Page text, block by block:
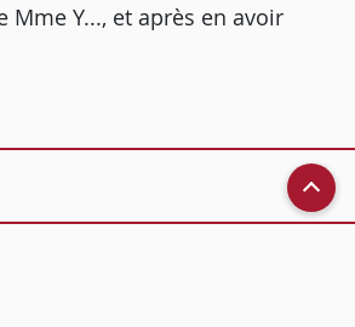
Mme Y..., et après en avoir